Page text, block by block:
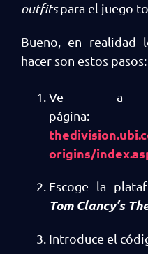
outfitspara el juego
Bueno, en realidad
hacer son estos pasos:
Ve a
origins/
Escoge la
Tom Clancy’s
Introduce el